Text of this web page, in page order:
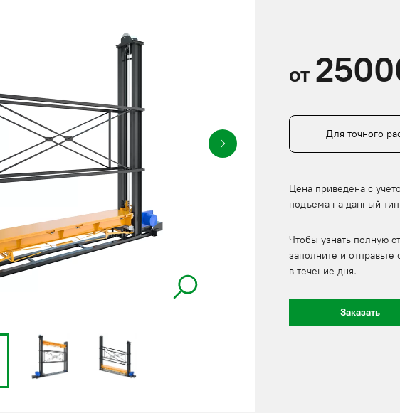
от
Для точного
Цена приведена с
подъема на данный
Чтобы узнать полную
заполните и
в течение дня.
Заказать